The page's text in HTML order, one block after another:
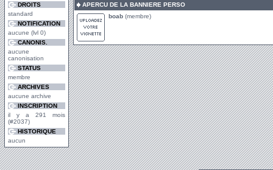
DROITS
standard
NOTIFICATION
aucune (lvl 0)
CANONIS.
aucune
canonisation
STATUS
membre
ARCHIVES
aucune archive
INSCRIPTION
il y a 291 mois
(#2037)
HISTORIQUE
aucun
APERCU DE LA BANNIERE PERSO
boab (membre)